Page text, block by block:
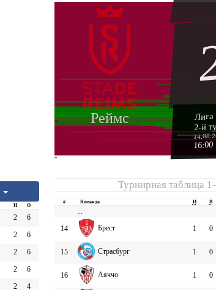
И О
2
6
2
6
2
6
2
6
2
4
Реймс Лига
2-й
16:00
''
Турнирная таблица
# Команда И В
...
14
Брест 1 0
15 Страсбург 1 0
16 Аяччо 1 0